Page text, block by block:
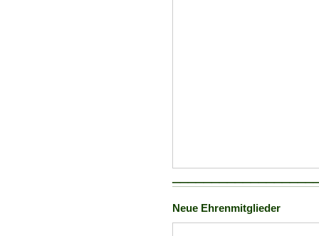
Neue Ehrenmitglieder